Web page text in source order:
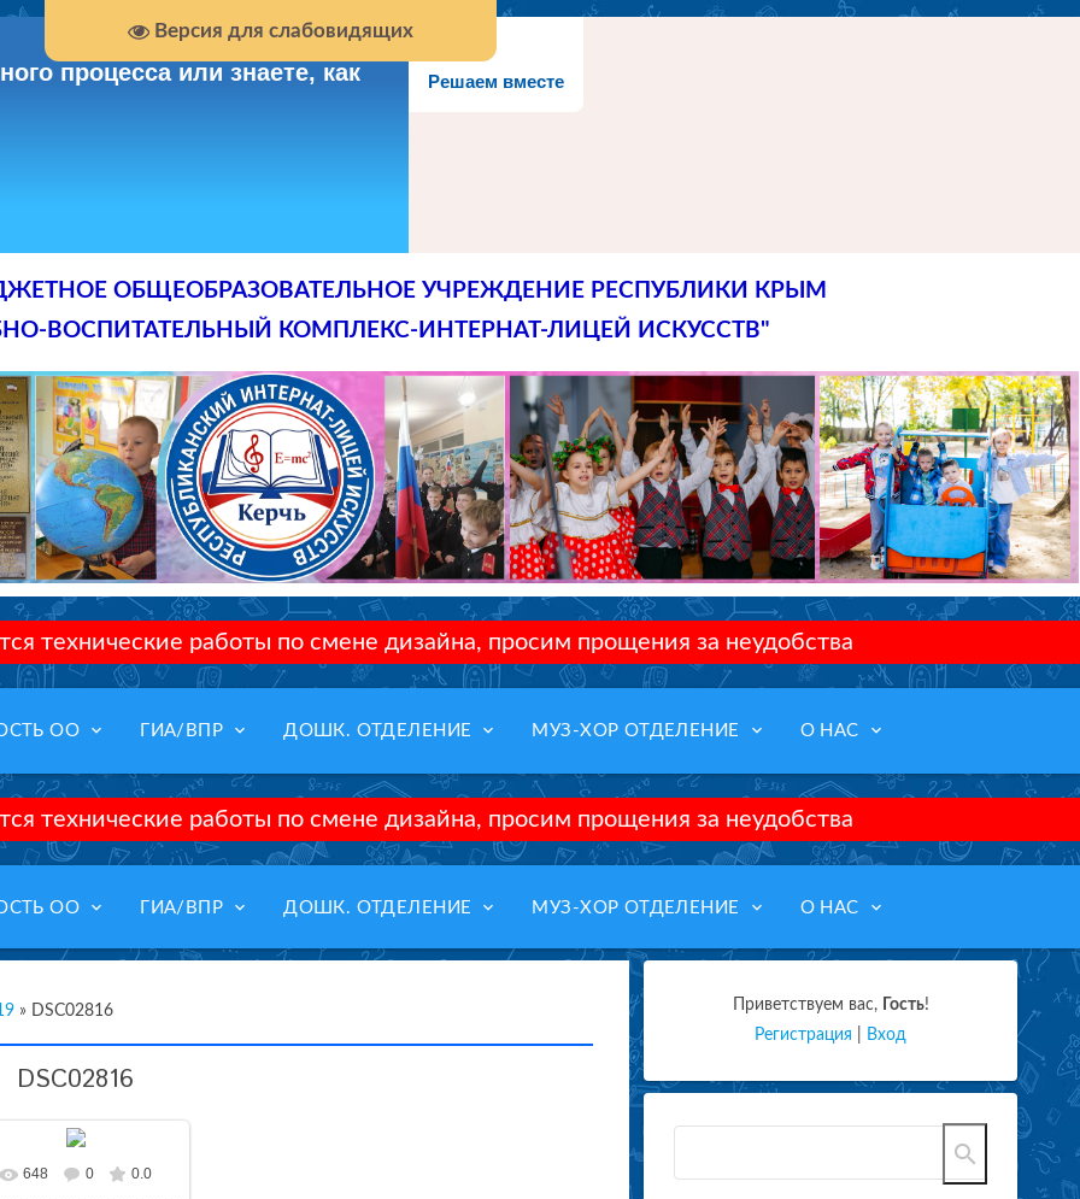
Версия для слабовидящих
Решаем вместе
процесса или знаете, как
ОБЩЕОБРАЗОВАТЕЛЬНОЕ УЧРЕЖДЕНИЕ РЕСПУБЛИКИ КРЫМ
ВОСПИТАТЕЛЬНЫЙ КОМПЛЕКС-ИНТЕРНАТ-ЛИЦЕЙ ИСКУССТВ"
технические работы по смене дизайна, просим прощения за неудобства
ОО keyboard_arrow_down ГИА/ВПР keyboard_arrow_down ДОШК. ОТДЕЛЕНИЕ keyboard_arrow_down МУЗ-ХОР ОТДЕЛЕНИЕ keyboard_arrow_down О НАС keyboard_arrow_down
технические работы по смене дизайна, просим прощения за неудобства
ОО keyboard_arrow_down ГИА/ВПР keyboard_arrow_down ДОШК. ОТДЕЛЕНИЕ keyboard_arrow_down МУЗ-ХОР ОТДЕЛЕНИЕ keyboard_arrow_down О НАС keyboard_arrow_down
» DSC02816
DSC02816
648 0 0.0
Приветствуем вас, Гость!
Регистрация
Вход